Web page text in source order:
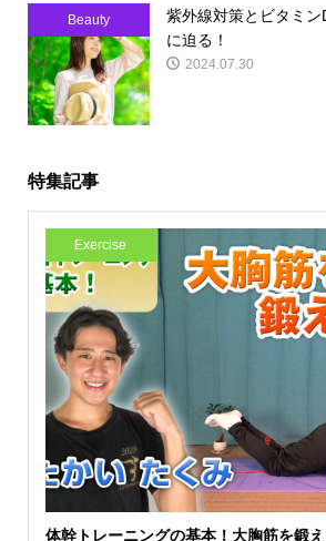
Beauty
紫外線対策とビタミ
に迫る！
2024.07.30
特集記事
Exercise
体幹トレーニングの基本！大胸筋を鍛